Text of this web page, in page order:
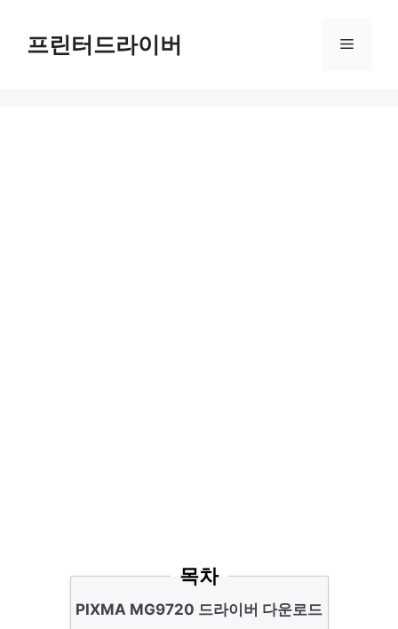
content프린터드라이버 Menu
목차
PIXMA MG9720 드라이버 다운로드